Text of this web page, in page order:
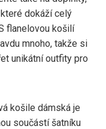
dokáží celý
flanelovou košilí
mnoho, takže si
unikátní outfity pro
košile dámská je
součástí šatníku